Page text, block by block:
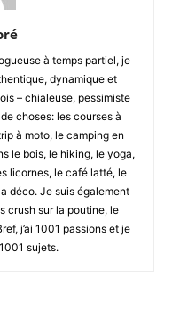
à temps partiel, je
dynamique et
– chialeuse, pessimiste
choses: les courses à
à moto, le camping en
le bois, le hiking, le yoga,
licornes, le café latté, le
déco. Je suis également
crush sur la poutine, le
j’ai 1001 passions et je
sujets.